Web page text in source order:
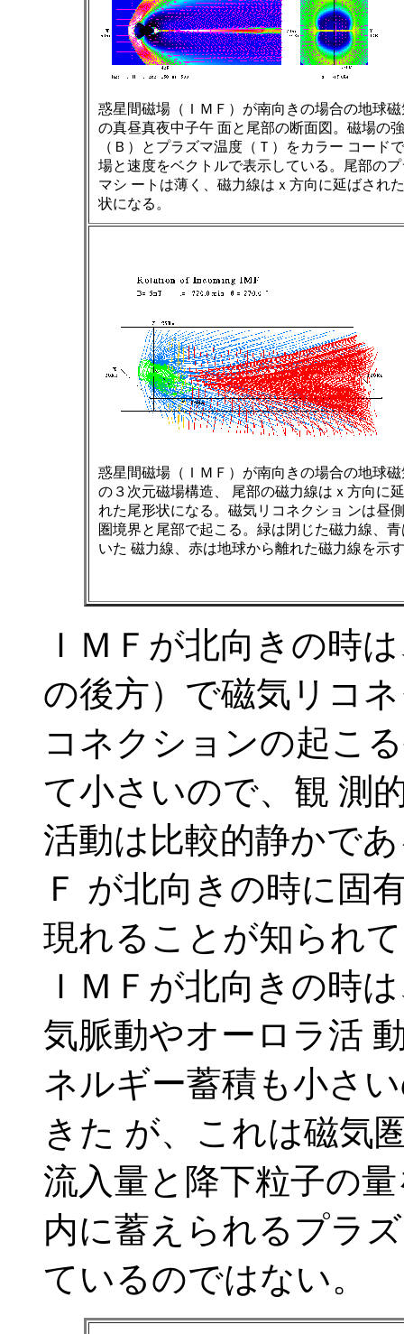
惑星間磁場（ＩＭＦ）が南向きの場合の地球磁
の真昼真夜中子午 面と尾部の断面図。磁場の
（Ｂ）とプラズマ温度（Ｔ）をカラー コード
場と速度をベクトルで表示している。尾部のプ
マシ ートは薄く、磁力線はｘ方向に延ばされ
状になる。
惑星間磁場（ＩＭＦ）が南向きの場合の地球磁
の３次元磁場構造、 尾部の磁力線はｘ方向に
れた尾形状になる。磁気リコネクショ ンは昼
圏境界と尾部で起こる。緑は閉じた磁力線、青
いた 磁力線、赤は地球から離れた磁力線を示
ＩＭＦが北向きの時
の後方）で磁気リコ
コネクションの起こ
て小さいので、観 測
活動は比較的静かで
Ｆ が北向きの時に固
現れることが知られ
ＩＭＦが北向きの時
気脈動やオーロラ活
ネルギー蓄積も小さ
きた が、これは磁気
流入量と降下粒子の
内に蓄えられるプラ
ているのではない。